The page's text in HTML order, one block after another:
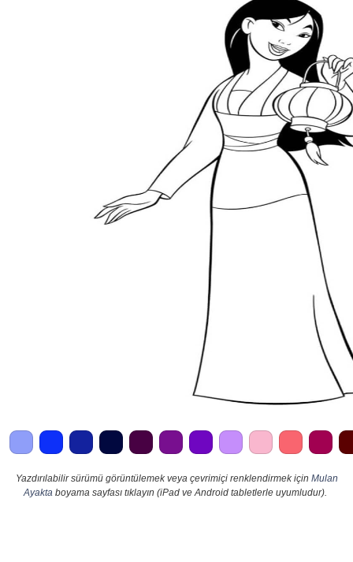
Yazdırılabilir sürümü görüntülemek veya çevrimiçi renklendirmek için Mulan
Ayakta boyama sayfası tıklayın (iPad ve Android tabletlerle uyumludur).